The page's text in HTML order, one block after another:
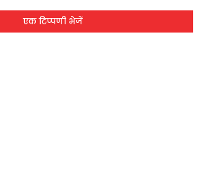
एक टिप्पणी भेजें